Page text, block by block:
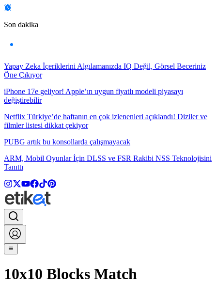
Son dakika
Yapay Zeka İçeriklerini Algılamanızda IQ Değil, Görsel Beceriniz
Öne Çıkıyor
iPhone 17e geliyor! Apple’ın uygun fiyatlı modeli piyasayı
değiştirebilir
Netflix Türkiye’de haftanın en çok izlenenleri açıklandı! Diziler ve
filmler listesi dikkat çekiyor
PUBG artık bu konsollarda çalışmayacak
ARM, Mobil Oyunlar İçin DLSS ve FSR Rakibi NSS Teknolojisini
Tanıttı
10x10 Blocks Match